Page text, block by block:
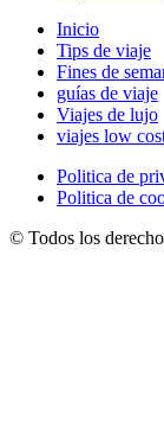
Inicio
Tips de viaje
Fines de
guías de viaje
Viajes de lujo
viajes low
Politica de
Politica de
© Todos los